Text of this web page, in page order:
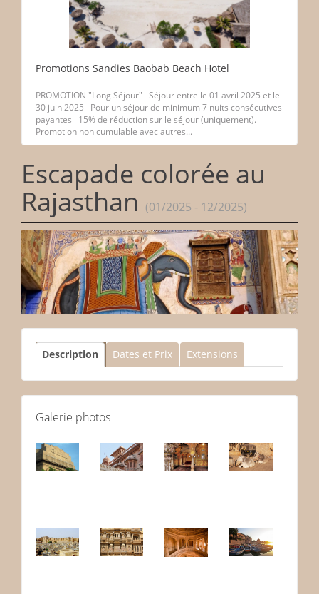
Promotions Sandies Baobab Beach Hotel
PROMOTION "Long Séjour" Séjour entre le 01 avril 2025 et le
30 juin 2025 Pour un séjour de minimum 7 nuits consécutives
payantes 15% de réduction sur le séjour (uniquement).
Promotion non cumulable avec autres...
Escapade colorée au
Rajasthan (01/2025 - 12/2025)
Description Dates et Prix Extensions
Galerie photos